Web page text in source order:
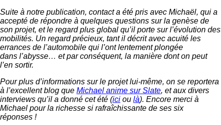
Suite à notre publication, contact a été pris avec Michaël, qui a
accepté de répondre à quelques questions sur la genèse de
son projet, et le regard plus global qu’il porte sur l’évolution des
mobilités. Un regard précieux, tant il décrit avec acuité les
errances de l’automobile qui l’ont lentement plongée
dans l’abysse… et par conséquent, la manière dont on peut
l’en sortir.
Pour plus d’informations sur le projet lui-même, on se reportera
à l’excellent blog que Michael anime sur Slate, et aux divers
interviews qu’il a donné cet été (ici ou là). Encore merci à
Michael pour la richesse si rafraîchissante de ses six
réponses !